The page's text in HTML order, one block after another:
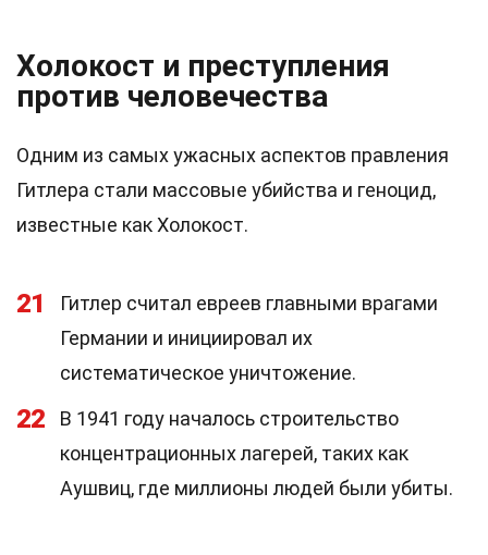
Холокост и преступления
против человечества
Одним из самых ужасных аспектов правления
Гитлера стали массовые убийства и геноцид,
известные как Холокост.
21
Гитлер считал евреев главными врагами
Германии и инициировал их
систематическое уничтожение.
22
В 1941 году началось строительство
концентрационных лагерей, таких как
Аушвиц, где миллионы людей были убиты.